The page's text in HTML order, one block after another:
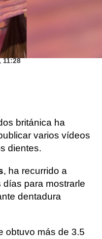
11:28
británica ha
varios vídeos
dientes.
, ha recurrido a
días para mostrarle
dentadura
obtuvo más de 3.5